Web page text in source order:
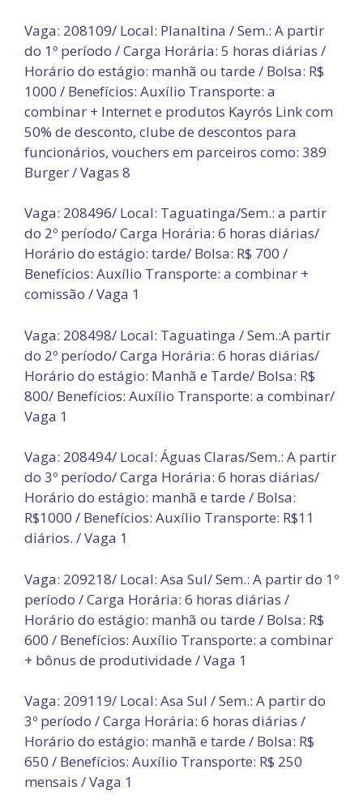
Vaga: 208109/ Local: Planaltina / Sem.: A partir
do 1º período / Carga Horária: 5 horas diárias /
Horário do estágio: manhã ou tarde / Bolsa: R$
1000 / Benefícios: Auxílio Transporte: a
combinar + Internet e produtos Kayrós Link com
50% de desconto, clube de descontos para
funcionários, vouchers em parceiros como: 389
Burger / Vagas 8
Vaga: 208496/ Local: Taguatinga/Sem.: a partir
do 2º período/ Carga Horária: 6 horas diárias/
Horário do estágio: tarde/ Bolsa: R$ 700 /
Benefícios: Auxílio Transporte: a combinar +
comissão / Vaga 1
Vaga: 208498/ Local: Taguatinga / Sem.:A partir
do 2º período/ Carga Horária: 6 horas diárias/
Horário do estágio: Manhã e Tarde/ Bolsa: R$
800/ Benefícios: Auxílio Transporte: a combinar/
Vaga 1
Vaga: 208494/ Local: Águas Claras/Sem.: A partir
do 3º período/ Carga Horária: 6 horas diárias/
Horário do estágio: manhã e tarde / Bolsa:
R$1000 / Benefícios: Auxílio Transporte: R$11
diários. / Vaga 1
Vaga: 209218/ Local: Asa Sul/ Sem.: A partir do 1º
período / Carga Horária: 6 horas diárias /
Horário do estágio: manhã ou tarde / Bolsa: R$
600 / Benefícios: Auxílio Transporte: a combinar
+ bônus de produtividade / Vaga 1
Vaga: 209119/ Local: Asa Sul / Sem.: A partir do
3º período / Carga Horária: 6 horas diárias /
Horário do estágio: manhã e tarde / Bolsa: R$
650 / Benefícios: Auxílio Transporte: R$ 250
mensais / Vaga 1